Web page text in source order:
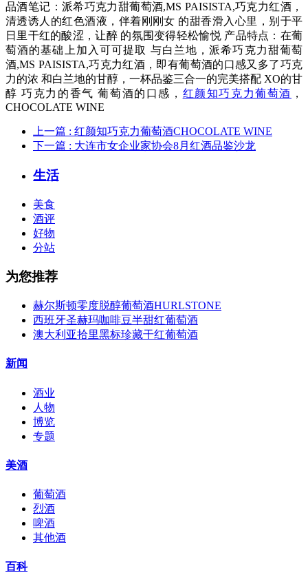
品酒笔记：派希巧克力甜葡萄酒,MS PAISISTA,巧克力红酒，
清透诱人的红色酒液，伴着刚刚女 的甜香滑入心里，别于平
日里干红的酸涩，让醉 的氛围变得轻松愉悦 产品特点：在葡
萄酒的基础上加入可可提取 与白兰地，派希巧克力甜葡萄
酒,MS PAISISTA,巧克力红酒，即有葡萄酒的口感又多了巧克
力的浓 和白兰地的甘醇，一杯品鉴三合一的完美搭配 XO的甘
醇 巧克力的香气 葡萄酒的口感， 红颜知巧克力葡萄酒 ，
CHOCOLATE WINE
上一篇 : ​红颜知巧克力葡萄酒CHOCOLATE WINE
下一篇 : 大连市女企业家协会8月红酒品鉴沙龙
生活
美食
酒评
好物
分站
为您推荐
赫尔斯顿零度脱醇葡萄酒HURLSTONE
西班牙圣赫玛咖啡豆半甜红葡萄酒
澳大利亚拾里黑标珍藏干红葡萄酒
新闻
酒业
人物
博览
专题
美酒
葡萄酒
烈酒
啤酒
其他酒
百科